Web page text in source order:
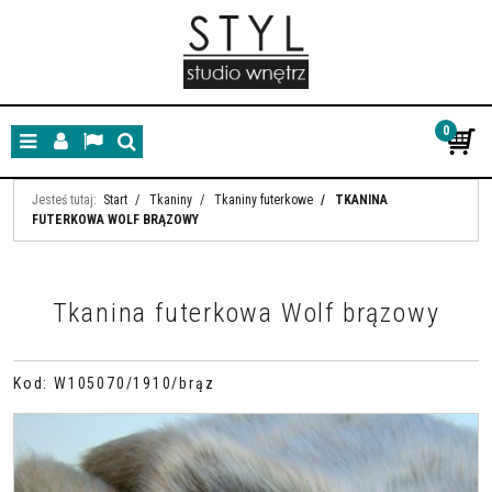
MenuPanelLangSzukaj
0
Jesteś tutaj: Start / Tkaniny / Tkaniny futerkowe /
TKANINA
FUTERKOWA WOLF BRĄZOWY
Tkanina futerkowa Wolf brązowy
Kod : W105070/1910/brąz